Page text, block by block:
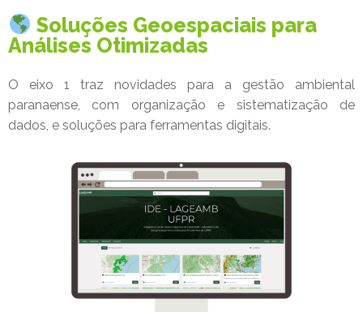
Soluções Geoespaciais para
Análises Otimizadas
O eixo 1 traz novidades para a gestão ambiental
paranaense, com organização e sistematização de
dados, e soluções para ferramentas digitais.